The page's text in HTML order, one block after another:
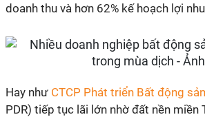
doanh thu và hơn 62% kế hoạch lợi
Hay như CTCP Phát triển Bất động
PDR) tiếp tục lãi lớn nhờ đất nền miền